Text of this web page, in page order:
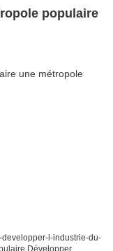
populaire
developper-l-industrie-du-
Développer